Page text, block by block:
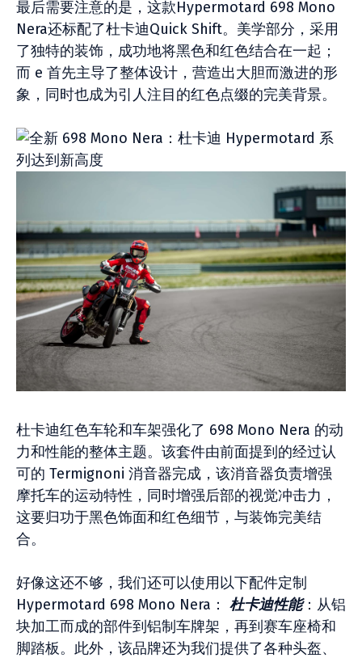
最后需要注意的是，这款Hypermotard 698 Mono
Nera还标配了杜卡迪Quick Shift。美学部分，采用
了独特的装饰，成功地将黑色和红色结合在一起；
而 e 首先主导了整体设计，营造出大胆而激进的形
象，同时也成为引人注目的红色点缀的完美背景。
杜卡迪红色车轮和车架强化了 698 Mono Nera 的动
力和性能的整体主题。该套件由前面提到的经过认
可的 Termignoni 消音器完成，该消音器负责增强
摩托车的运动特性，同时增强后部的视觉冲击力，
这要归功于黑色饰面和红色细节，与装饰完美结
合。
好像这还不够，我们还可以使用以下配件定制
Hypermotard 698 Mono Nera： 杜卡迪性能：从铝
块加工而成的部件到铝制车牌架，再到赛车座椅和
脚踏板。此外，该品牌还为我们提供了各种头盔、